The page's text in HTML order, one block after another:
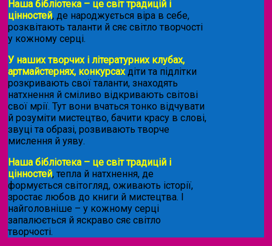
Наша бібліотека – це світ традицій і
цінностей, де народжується віра в себе,
розквітають таланти й сяє світло творчості
у кожному серці.
У наших творчих і літературних клубах,
артмайстернях, конкурсахдіти та підлітки
розкривають свої таланти, знаходять
натхнення й сміливо відкривають світові
свої мрії. Тут вони вчаться тонко відчувати
й розуміти мистецтво, бачити красу в слові,
звуці та образі, розвивають творче
мислення й уяву.
Наша бібліотека – це світ традицій і
цінностей, тепла й натхнення, де
формується світогляд, оживають історії,
зростає любов до книги й мистецтва. І
найголовніше – у кожному серці
запалюється й яскраво сяє світло
творчості.